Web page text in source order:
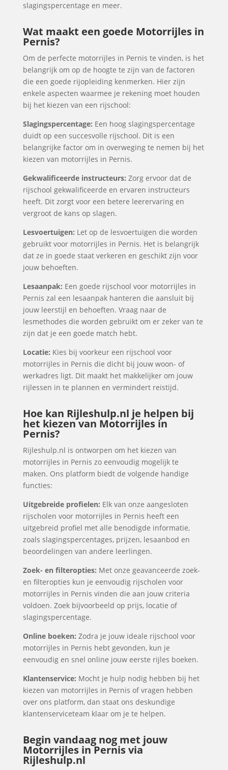
slagingspercentage en meer.
Wat maakt een goede Motorrijles in
Pernis?
Om de perfecte motorrijles in Pernis te vinden, is het
belangrijk om op de hoogte te zijn van de factoren
die een goede rijopleiding kenmerken. Hier zijn
enkele aspecten waarmee je rekening moet houden
bij het kiezen van een rijschool:
Slagingspercentage: Een hoog slagingspercentage
duidt op een succesvolle rijschool. Dit is een
belangrijke factor om in overweging te nemen bij het
kiezen van motorrijles in Pernis.
Gekwalificeerde instructeurs: Zorg ervoor dat de
rijschool gekwalificeerde en ervaren instructeurs
heeft. Dit zorgt voor een betere leerervaring en
vergroot de kans op slagen.
Lesvoertuigen: Let op de lesvoertuigen die worden
gebruikt voor motorrijles in Pernis. Het is belangrijk
dat ze in goede staat verkeren en geschikt zijn voor
jouw behoeften.
Lesaanpak: Een goede rijschool voor motorrijles in
Pernis zal een lesaanpak hanteren die aansluit bij
jouw leerstijl en behoeften. Vraag naar de
lesmethodes die worden gebruikt om er zeker van te
zijn dat je een goede match hebt.
Locatie: Kies bij voorkeur een rijschool voor
motorrijles in Pernis die dicht bij jouw woon- of
werkadres ligt. Dit maakt het makkelijker om jouw
rijlessen in te plannen en vermindert reistijd.
Hoe kan Rijleshulp.nl je helpen bij
het kiezen van Motorrijles in
Pernis?
Rijleshulp.nl is ontworpen om het kiezen van
motorrijles in Pernis zo eenvoudig mogelijk te
maken. Ons platform biedt de volgende handige
functies:
Uitgebreide profielen: Elk van onze aangesloten
rijscholen voor motorrijles in Pernis heeft een
uitgebreid profiel met alle benodigde informatie,
zoals slagingspercentages, prijzen, lesaanbod en
beoordelingen van andere leerlingen.
Zoek- en filteropties: Met onze geavanceerde zoek-
en filteropties kun je eenvoudig rijscholen voor
motorrijles in Pernis vinden die aan jouw criteria
voldoen. Zoek bijvoorbeeld op prijs, locatie of
slagingspercentage.
Online boeken: Zodra je jouw ideale rijschool voor
motorrijles in Pernis hebt gevonden, kun je
eenvoudig en snel online jouw eerste rijles boeken.
Klantenservice: Mocht je hulp nodig hebben bij het
kiezen van motorrijles in Pernis of vragen hebben
over ons platform, dan staat ons deskundige
klantenserviceteam klaar om je te helpen.
Begin vandaag nog met jouw
Motorrijles in Pernis via
Rijleshulp.nl